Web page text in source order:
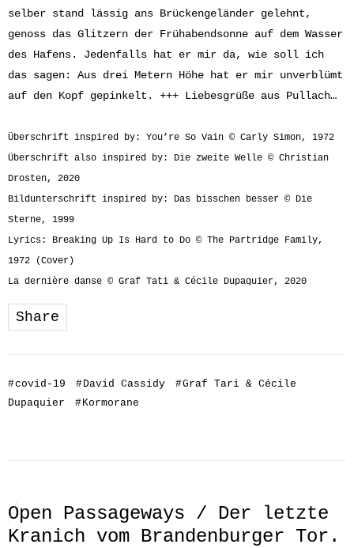
selber stand lässig ans Brückengeländer gelehnt,
genoss das Glitzern der Frühabendsonne auf dem Wasser
des Hafens. Jedenfalls hat er mir da, wie soll ich
das sagen: Aus drei Metern Höhe hat er mir unverblümt
auf den Kopf gepinkelt. +++ Liebesgrüße aus Pullach…
Überschrift inspired by: You’re So Vain © Carly Simon, 1972
Überschrift also inspired by: Die zweite Welle © Christian
Drosten, 2020
Bildunterschrift inspired by: Das bisschen besser © Die
Sterne, 1999
Lyrics: Breaking Up Is Hard to Do © The Partridge Family,
1972 (Cover)
La dernière danse © Graf Tati & Cécile Dupaquier, 2020
Share
#covid-19 # David Cassidy #Graf Tari & Cécile
Dupaquier
# Kormorane
Open Passageways / Der letzte
Kranich vom Brandenburger Tor.